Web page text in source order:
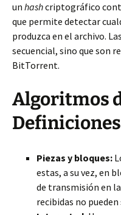
un hashcriptográfico
que permite detectar
produzca en el archivo.
secuencial, sino que son
BitTorrent.
Algoritmos
Piezas y bloques:
estas, a su vez, en
de transmisión en
recibidas no